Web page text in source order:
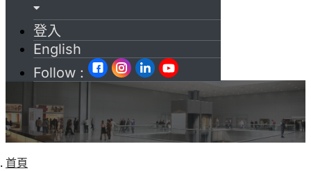
登入
English
Follow :
首頁